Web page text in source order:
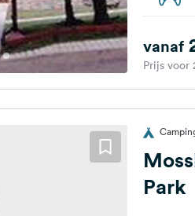
vanaf
Prijs voor
Park